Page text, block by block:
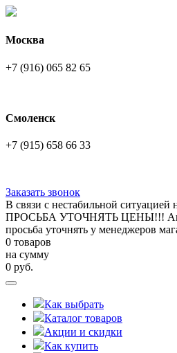
Москва
+7 (916) 065 82 65
Смоленск
+7 (915) 658 66 33
Заказать звонок
В связи с нестабильной
ПРОСЬБА УТОЧНЯТЬ ЦЕНЫ!!!
просьба уточнять у менеджеров
0 товаров
на сумму
0 руб.
Как выбрать
Каталог товаров
Акции и скидки
Как купить